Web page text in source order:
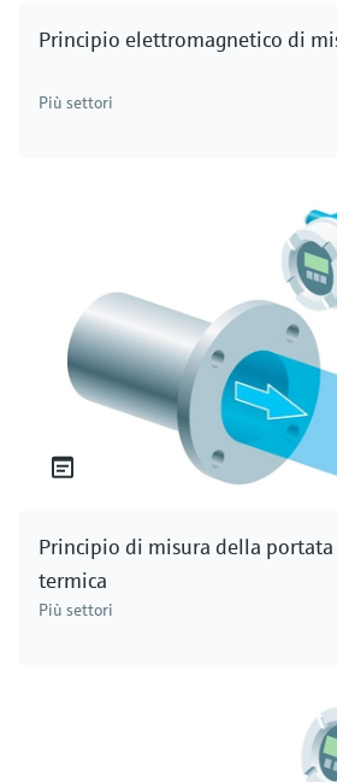
Principio elettromagnetico di
Più settori
Principio di misura della
termica
Più settori